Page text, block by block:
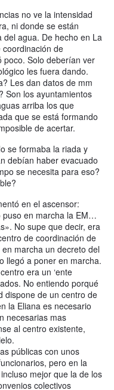
no ve la intensidad
ni donde se están
agua. De hecho en La
de
poco. Solo deberían ver
les fuera dando.
Les dan datos de mm
Son los ayuntamientos
arriba los que
que se está formando
de acertar.
se formaba la riada y
debían haber evacuado
se necesita para eso?
en el ascensor:
puso en marcha la EM…
No supe que decir, era
de coordinación de
marcha un decreto del
llegó a poner en marcha.
era un ‘ente
No entiendo porqué
dispone de un centro de
la Eliana es necesario
necesarias mas
al centro existente,
públicas con unos
pero en la
mejor que la de los
colectivos